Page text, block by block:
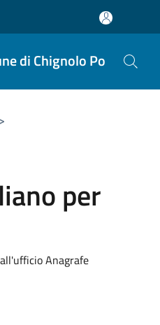
di Chignolo Po
>
per
Anagrafe